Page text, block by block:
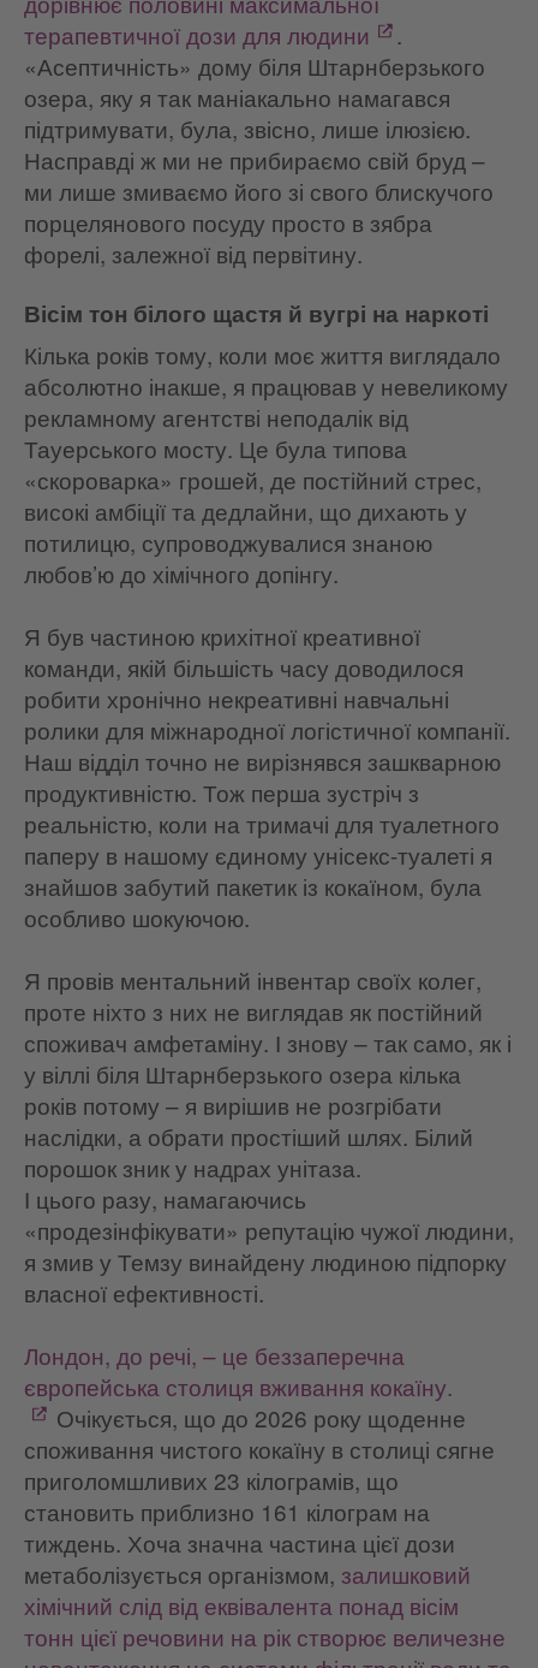
терапевтичної дози для людини
.
«Асептичність» дому біля Штарнберзького
озера, яку я так маніакально намагався
підтримувати, була, звісно, лише ілюзією.
Насправді ж ми не прибираємо свій бруд –
ми лише змиваємо його зі свого блискучого
порцелянового посуду просто в зябра
форелі, залежної від первітину.
Вісім тон білого щастя й вугрі на наркоті
Кілька років тому, коли моє життя виглядало
абсолютно інакше, я працював у невеликому
рекламному агентстві неподалік від
Тауерського мосту. Це була типова
«скороварка» грошей, де постійний стрес,
високі амбіції та дедлайни, що дихають у
потилицю, супроводжувалися знаною
любов’ю до хімічного допінгу.
Я був частиною крихітної креативної
команди, якій більшість часу доводилося
робити хронічно некреативні навчальні
ролики для міжнародної логістичної компанії.
Наш відділ точно не вирізнявся зашкварною
продуктивністю. Тож перша зустріч з
реальністю, коли на тримачі для туалетного
паперу в нашому єдиному унісекс-туалеті я
знайшов забутий пакетик із кокаїном, була
особливо шокуючою.
Я провів ментальний інвентар своїх колег,
проте ніхто з них не виглядав як постійний
споживач амфетаміну. І знову – так само, як і
у віллі біля Штарнберзького озера кілька
років потому – я вирішив не розгрібати
наслідки, а обрати простіший шлях. Білий
порошок зник у надрах унітаза.
І цього разу, намагаючись
«продезінфікувати» репутацію чужої людини,
я змив у Темзу винайдену людиною підпорку
власної ефективності.
Лондон, до речі, – це беззаперечна
європейська столиця вживання кокаїну.
Очікується, що до 2026 року щоденне
споживання чистого кокаїну в столиці сягне
приголомшливих 23 кілограмів, що
становить приблизно 161 кілограм на
тиждень. Хоча значна частина цієї дози
метаболізується організмом, залишковий
хімічний слід від еквівалента понад вісім
тонн цієї речовини на рік створює величезне